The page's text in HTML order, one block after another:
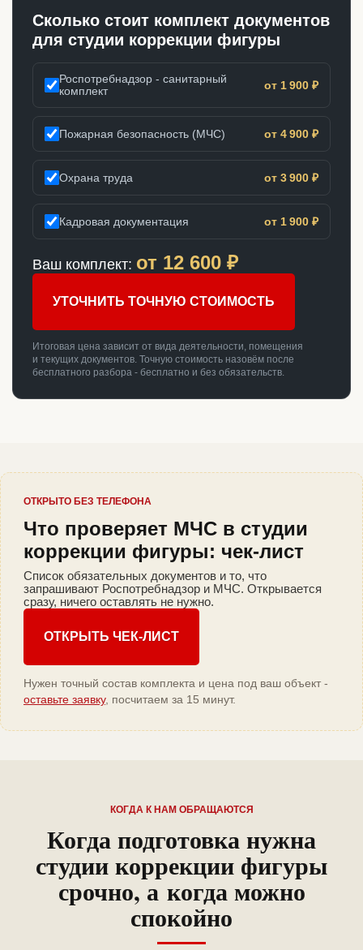
Сколько стоит комплект документов
для студии коррекции фигуры
Роспотребнадзор - санитарный
комплект
от 1 900 ₽
Пожарная безопасность (МЧС) от 4 900 ₽
Охрана труда от 3 900 ₽
Кадровая документация от 1 900 ₽
Ваш комплект: от 12 600 ₽
УТОЧНИТЬ ТОЧНУЮ СТОИМОСТЬ
Итоговая цена зависит от вида деятельности, помещения
и текущих документов. Точную стоимость назовём после
бесплатного разбора - бесплатно и без обязательств.
ОТКРЫТО БЕЗ ТЕЛЕФОНА
Что проверяет МЧС в студии
коррекции фигуры: чек-лист
Список обязательных документов и то, что
запрашивают Роспотребнадзор и МЧС. Открывается
сразу, ничего оставлять не нужно.
ОТКРЫТЬ ЧЕК-ЛИСТ
Нужен точный состав комплекта и цена под ваш объект -
оставьте заявку, посчитаем за 15 минут.
КОГДА К НАМ ОБРАЩАЮТСЯ
Когда подготовка нужна
студии коррекции фигуры
срочно, а когда можно
спокойно